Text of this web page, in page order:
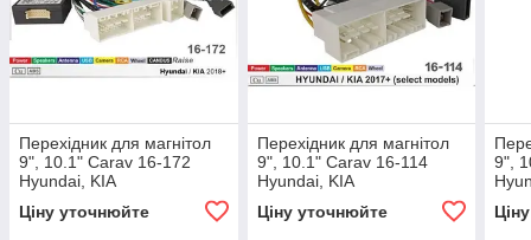
Перехідник для магнітол
9", 10.1" Carav 16-172
Hyundai, KIA
Ціну уточнюйте
Перехідник для магнітол
9", 10.1" Carav 16-114
Hyundai, KIA
Ціну уточнюйте
9",